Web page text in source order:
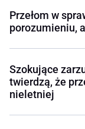
Przełom w
porozumieniu,
Szokujące
twierdzą, że
nieletniej